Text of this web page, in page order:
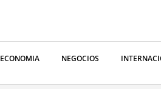
ECONOMIA NEGOCIOS